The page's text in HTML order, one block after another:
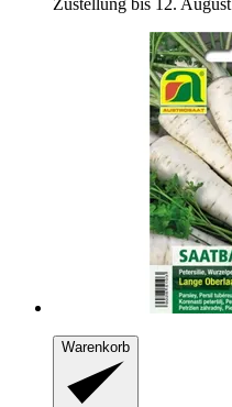
Zustellung bis 12. August
Warenkorb